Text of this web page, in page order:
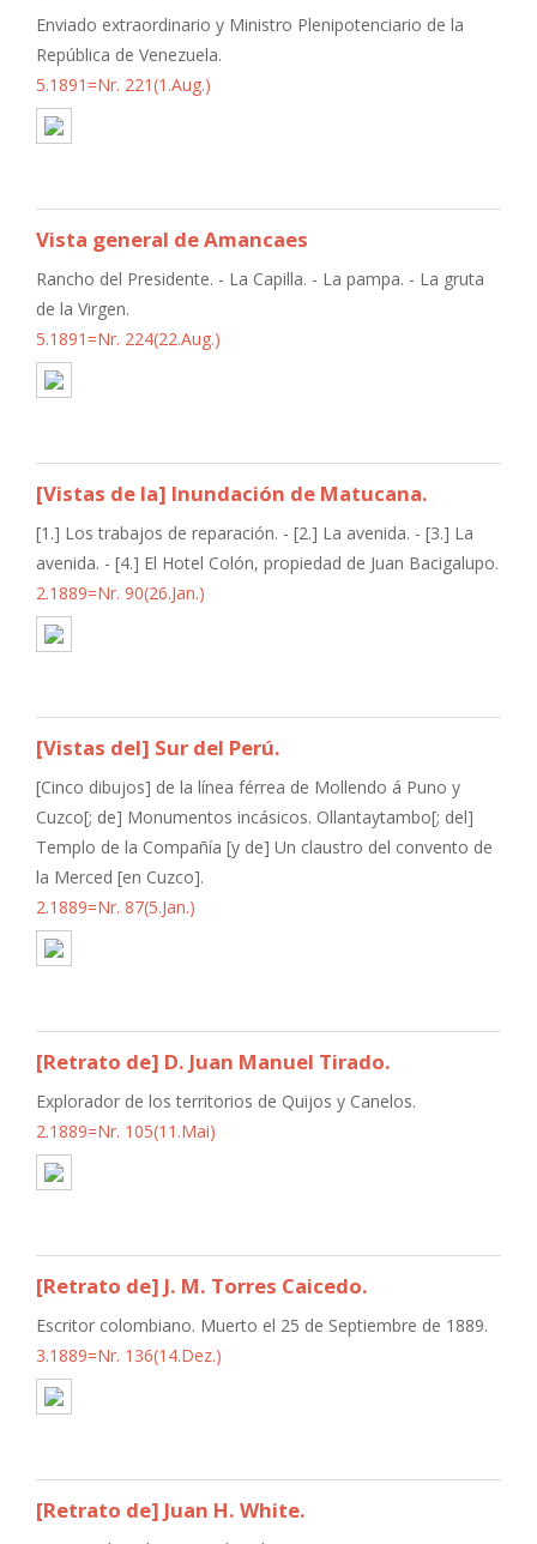
Enviado extraordinario y Ministro Plenipotenciario de la
República de Venezuela.
5.1891=Nr. 221(1.Aug.)
Vista general de Amancaes
Rancho del Presidente. - La Capilla. - La pampa. - La gruta
de la Virgen.
5.1891=Nr. 224(22.Aug.)
[Vistas de la] Inundación de Matucana.
[1.] Los trabajos de reparación. - [2.] La avenida. - [3.] La
avenida. - [4.] El Hotel Colón, propiedad de Juan Bacigalupo.
2.1889=Nr. 90(26.Jan.)
[Vistas del] Sur del Perú.
[Cinco dibujos] de la línea férrea de Mollendo á Puno y
Cuzco[; de] Monumentos incásicos. Ollantaytambo[; del]
Templo de la Compañía [y de] Un claustro del convento de
la Merced [en Cuzco].
2.1889=Nr. 87(5.Jan.)
[Retrato de] D. Juan Manuel Tirado.
Explorador de los territorios de Quijos y Canelos.
2.1889=Nr. 105(11.Mai)
[Retrato de] J. M. Torres Caicedo.
Escritor colombiano. Muerto el 25 de Septiembre de 1889.
3.1889=Nr. 136(14.Dez.)
[Retrato de] Juan H. White.